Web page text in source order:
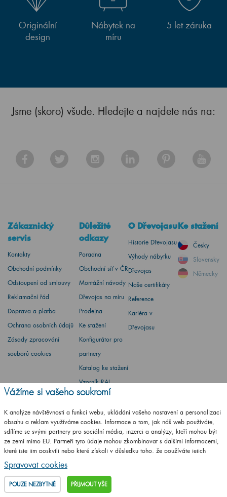
Originální
design
Nábytek na
míru
5 let záruka
Jsme (skoro) všude. Hledejte a najdete nás na:
Zákaznický
servis
Kontakty
Obchodní podmínky
Odstoupení od smlouvy
Reklamační řád
Doprava a platba
Ochrana osobních údajů
Zásady zpracování
souborů cookies
Důležité
odkazy
Poradna
Obchodní síť v ČR
Montážní návody
Dřevojas na míru
Prodejna
Ke stažení
Konfigurátor pro
partnery
Katalog ke stažení
Vzorník RAL
Whistleblowing
Environmentální
politika
O Dřevojasu
Historie Dřevojasu
Výhody nábytku
Dřevojas
Naše certifikáty
Reference
Kariéra v
Dřevojasu
Ke stažení
Česky
Slovensky
Německy
Barbora Stoklasová
Vážíme si vašeho soukromí
K analýze návštěvnosti a funkcí webu, ukládání vašeho nastavení a personalizaci
obsahu a reklam využíváme cookies. Informace o tom, jak náš web používáte,
sdílíme se svými partnery pro sociální média, inzerci a analýzy, kteří mohou být
ze zemí mimo EU. Partneři tyto údaje mohou zkombinovat s dalšími informacemi,
které jste jim poskytli nebo které získali v důsledku toho, že používáte jejich
služby.
Podrobné informace
Spravovat cookies
POUZE NEZBYTNÉ PŘIJMOUT VŠE